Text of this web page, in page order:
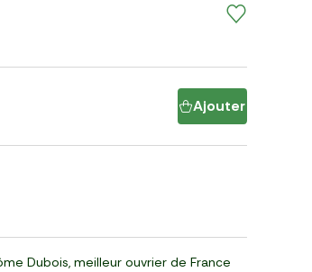
Ajouter
Dubois, meilleur ouvrier de France